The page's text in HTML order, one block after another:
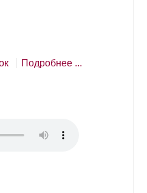
Подробнее ...